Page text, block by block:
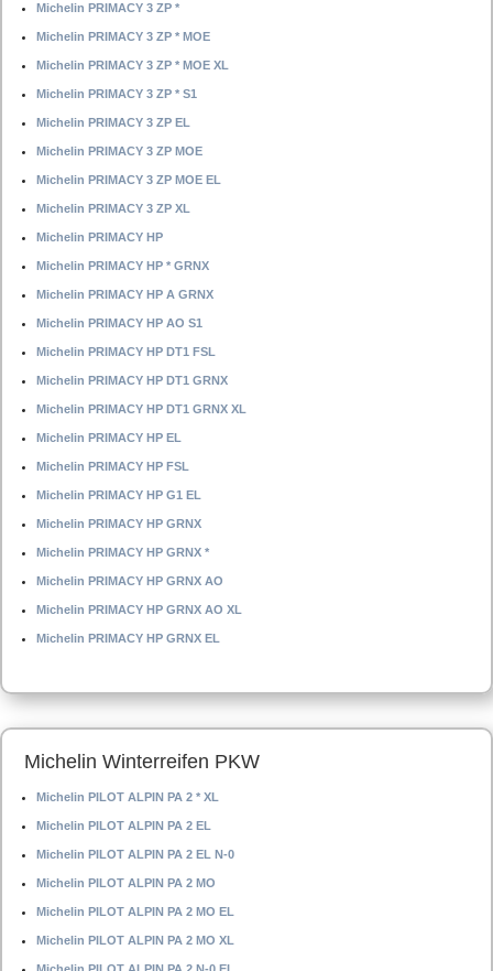
Michelin PRIMACY 3 ZP *
Michelin PRIMACY 3 ZP * MOE
Michelin PRIMACY 3 ZP * MOE XL
Michelin PRIMACY 3 ZP * S1
Michelin PRIMACY 3 ZP EL
Michelin PRIMACY 3 ZP MOE
Michelin PRIMACY 3 ZP MOE EL
Michelin PRIMACY 3 ZP XL
Michelin PRIMACY HP
Michelin PRIMACY HP * GRNX
Michelin PRIMACY HP A GRNX
Michelin PRIMACY HP AO S1
Michelin PRIMACY HP DT1 FSL
Michelin PRIMACY HP DT1 GRNX
Michelin PRIMACY HP DT1 GRNX XL
Michelin PRIMACY HP EL
Michelin PRIMACY HP FSL
Michelin PRIMACY HP G1 EL
Michelin PRIMACY HP GRNX
Michelin PRIMACY HP GRNX *
Michelin PRIMACY HP GRNX AO
Michelin PRIMACY HP GRNX AO XL
Michelin PRIMACY HP GRNX EL
Michelin Winterreifen PKW
Michelin PILOT ALPIN PA 2 * XL
Michelin PILOT ALPIN PA 2 EL
Michelin PILOT ALPIN PA 2 EL N-0
Michelin PILOT ALPIN PA 2 MO
Michelin PILOT ALPIN PA 2 MO EL
Michelin PILOT ALPIN PA 2 MO XL